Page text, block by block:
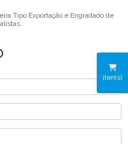
iten(s)
Tipo Exportação e Engradado de